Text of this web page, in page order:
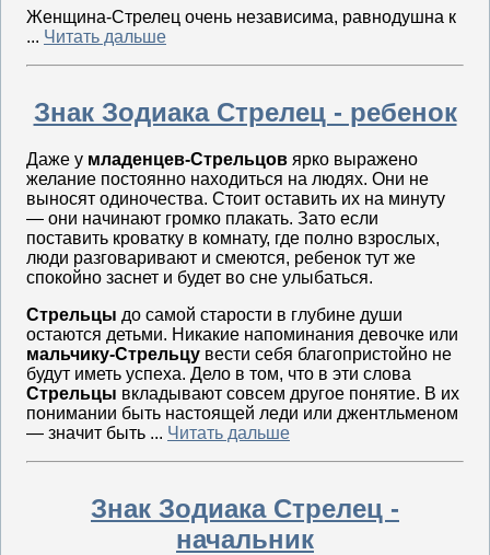
Женщина-Стрелец очень независима, равнодушна к
... Читать дальше
Знак Зодиака Стрелец - ребенок
Даже у младенцев-Стрельцов ярко выражено
желание постоянно находиться на людях. Они не
выносят одиночества. Стоит оставить их на минуту
— они начинают громко плакать. Зато если
поставить кроватку в комнату, где полно взрослых,
люди разговаривают и смеются, ребенок тут же
спокойно заснет и будет во сне улыбаться.
Стрельцы до самой старости в глубине души
остаются детьми. Никакие напоминания девочке или
мальчику-Стрельцу вести себя благопристойно не
будут иметь успеха. Дело в том, что в эти слова
Стрельцы вкладывают совсем другое понятие. В их
понимании быть настоящей леди или джентльменом
— значит быть ... Читать дальше
Знак Зодиака Стрелец -
начальник